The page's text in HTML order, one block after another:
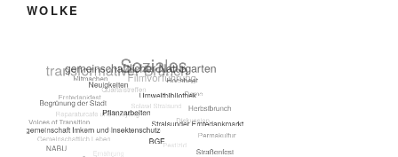
WOLKE